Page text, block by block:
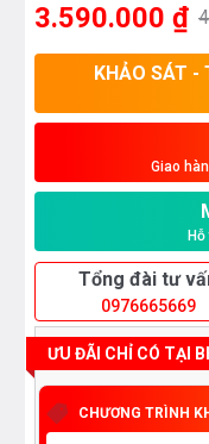
3.590.000 ₫
KHẢO SÁT
Giao
Tổng đài tư
0976665669
ƯU ĐÃI CHỈ CÓ TẠI
CHƯƠNG TRÌNH